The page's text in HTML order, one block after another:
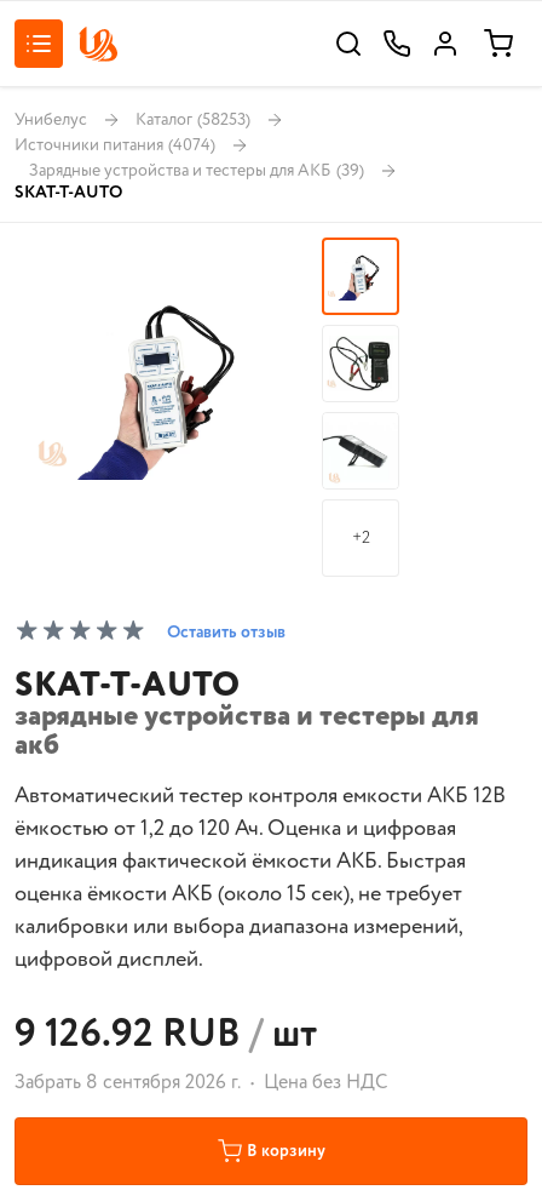
Унибелус Каталог (58253)
Источники питания (4074)
Зарядные устройства и тестеры для АКБ (39)
SKAT-T-AUTO
+2
Оставить отзыв
SKAT-T-AUTO
зарядные устройства и тестеры для
акб
Автоматический тестер контроля емкости АКБ 12В
ёмкостью от 1,2 до 120 Ач. Оценка и цифровая
индикация фактической ёмкости АКБ. Быстрая
оценка ёмкости АКБ (около 15 сек), не требует
калибровки или выбора диапазона измерений,
цифровой дисплей.
9 126.92 RUB/шт
Забрать 8 сентября 2026 г. Цена без НДС
В корзину